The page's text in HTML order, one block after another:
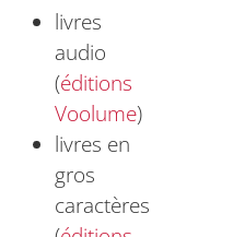
livres
audio
(éditions
Voolume)
livres en
gros
caractères